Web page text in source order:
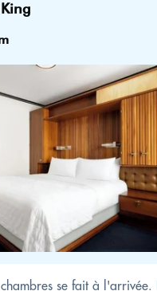
se fait à l'arrivée.